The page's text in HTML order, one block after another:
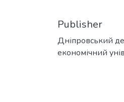
Publisher
Дніпровський
економічний